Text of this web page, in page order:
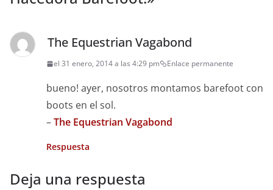
The Equestrian Vagabond
el 31 enero, 2014 a las 4:29 pm Enlace permanente
bueno! ayer, nosotros montamos barefoot con
boots en el sol.
–The Equestrian Vagabond
Respuesta
Deja una respuesta